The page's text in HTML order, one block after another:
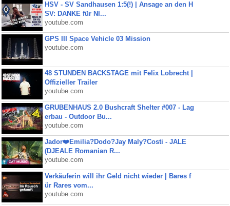
HSV - SV Sandhausen 1:5(!) | Ansage an den H
SV: DANKE für NI...
youtube.com
GPS III Space Vehicle 03 Mission
youtube.com
48 STUNDEN BACKSTAGE mit Felix Lobrecht |
Offizieller Trailer
youtube.com
GRUBENHAUS 2.0 Bushcraft Shelter #007 - Lag
erbau - Outdoor Bu...
youtube.com
Jador❤️Emilia?Dodo?Jay Maly?Costi - JALE
(DJEALE Romanian R...
youtube.com
Verkäuferin will ihr Geld nicht wieder | Bares f
ür Rares vom...
youtube.com